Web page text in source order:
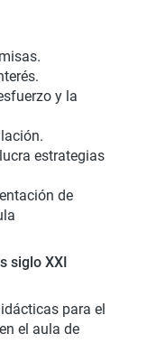
y la
estrategias
de
siglo XXI
para el
el aula de